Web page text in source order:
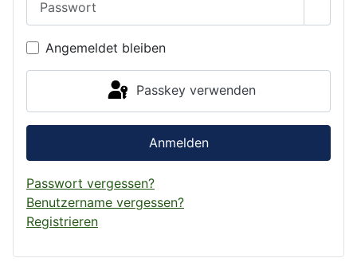
Angemeldet bleiben
Passkey verwenden
Anmelden
Passwort vergessen?
Benutzername vergessen?
Registrieren